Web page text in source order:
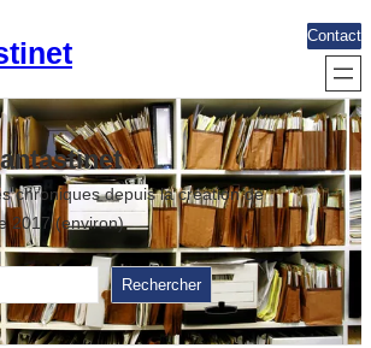
Contact
chroniques depuis la création de
2017 (environ)
Rechercher